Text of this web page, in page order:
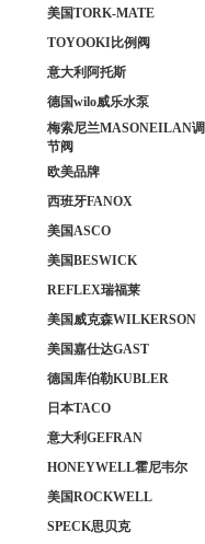
美国TORK-MATE
TOYOOKI比例阀
意大利阿托斯
德国wilo威乐水泵
梅索尼兰MASONEILAN调
节阀
欧美品牌
西班牙FANOX
美国ASCO
美国BESWICK
REFLEX瑞福莱
美国威克森WILKERSON
美国嘉仕达GAST
德国库伯勒KUBLER
日本TACO
意大利GEFRAN
HONEYWELL霍尼韦尔
美国ROCKWELL
SPECK思贝克